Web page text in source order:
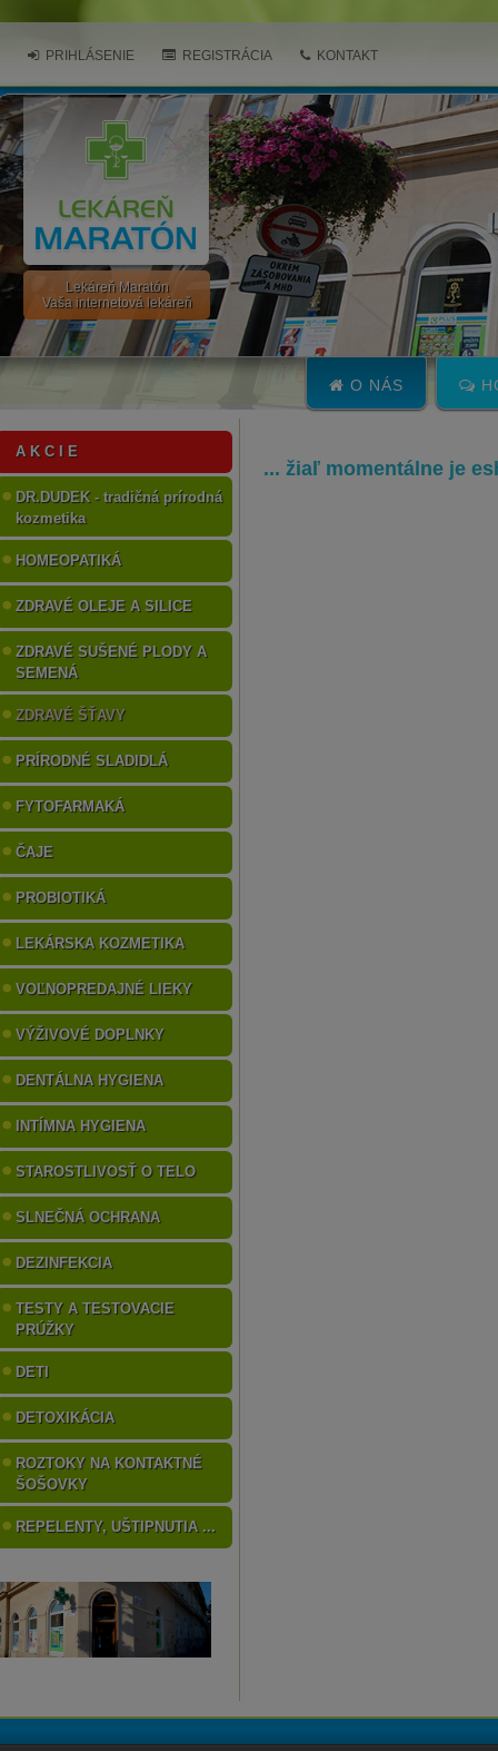
Lekáreň Maratón
Vaša internetová lekáreň
PRIHLÁSENIE REGISTRÁCIA KONTAKT
O NÁS
A K C I E
DR.DUDEK - tradičná prírodná
kozmetika
HOMEOPATIKÁ
ZDRAVÉ OLEJE A SILICE
ZDRAVÉ SUŠENÉ PLODY A
SEMENÁ
ZDRAVÉ ŠŤAVY
PRÍRODNÉ SLADIDLÁ
FYTOFARMAKÁ
ČAJE
PROBIOTIKÁ
LEKÁRSKA KOZMETIKA
VOĽNOPREDAJNÉ LIEKY
VÝŽIVOVÉ DOPLNKY
DENTÁLNA HYGIENA
INTÍMNA HYGIENA
STAROSTLIVOSŤ O TELO
SLNEČNÁ OCHRANA
DEZINFEKCIA
TESTY A TESTOVACIE
PRÚŽKY
DETI
DETOXIKÁCIA
ROZTOKY NA KONTAKTNÉ
ŠOŠOVKY
REPELENTY, UŠTIPNUTIA ...
... žiaľ momentálne je